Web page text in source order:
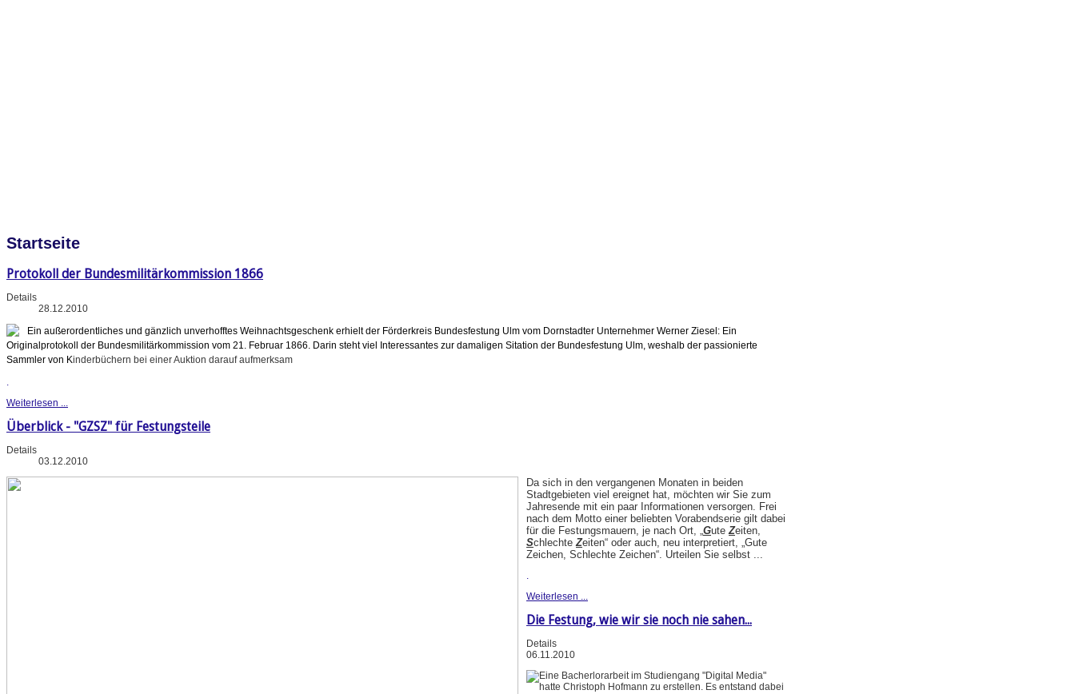
Startseite
Protokoll der Bundesmilitärkommission 1866
Details
28.12.2010
Ein außerordentliches und gänzlich unverhofftes Weihnachtsgeschenk erhielt der Förderkreis Bundesfestung Ulm vom Dornstadter Unternehmer Werner Ziesel: Ein
Originalprotokoll der Bundesmilitärkommission vom 21. Februar 1866. Darin steht viel Interessantes zur damaligen Sitation der Bundesfestung Ulm, weshalb der passionierte
Sammler von Kinderbüchern bei einer Auktion darauf aufmerksam
.
Weiterlesen ...
Überblick - "GZSZ" für Festungsteile
Details
03.12.2010
Da sich in den vergangenen Monaten in beiden
Stadtgebieten viel ereignet hat, möchten wir Sie zum
Jahresende mit ein paar Informationen versorgen. Frei
nach dem Motto einer beliebten Vorabendserie gilt dabei
für die Festungsmauern, je nach Ort, „ Gute Zeiten,
Schlechte Zeiten“ oder auch, neu interpretiert, „Gute
Zeichen, Schlechte Zeichen“. Urteilen Sie selbst ...
Weiterlesen ...
Die Festung, wie wir sie noch nie sahen...
Details
06.11.2010
Eine Bacherlorarbeit im Studiengang "Digital Media"
hatte Christoph Hofmann zu erstellen. Es entstand dabei